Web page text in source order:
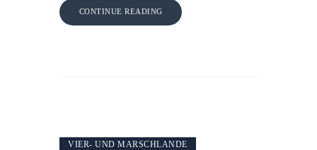
CONTINUE READING
VIER- UND MARSCHLANDE